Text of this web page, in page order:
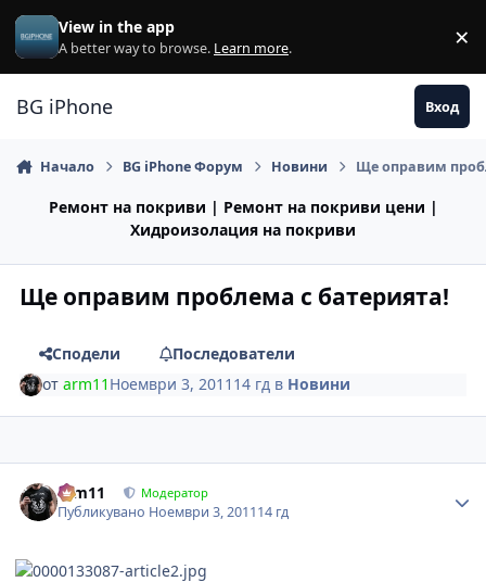
Премини към съдържанието
View in the app
A better way to browse. Learn more. ×
BG iPhone Вход
Начало BG iPhone Форум Новини Ще оправим
Ремонт на покриви | Ремонт на покриви цени |
Хидроизолация на покриви
Ще оправим проблема с батерията!
Сподели
Последователи
отarm11 Ноември 3, 2011 14 гд в Новини
arm11 Модератор
Публикувано Ноември 3, 201114 гд